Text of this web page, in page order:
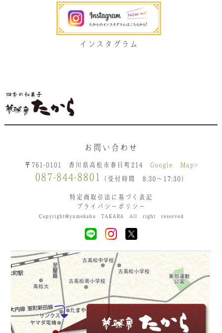
インスタグラム
お問い合わせ
〒761-0101 香川県高松市春日町214 Google Map>
087-844-8801 （受付時間 8:30〜17:30）
特定商取引法に基づく表記
プライバシーポリシー
Copyright@yumekabo TAKARA All right reserved